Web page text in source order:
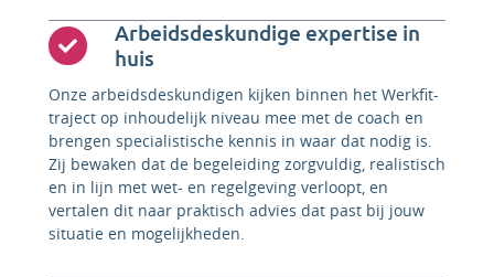
Arbeidsdeskundige expertise in
huis
Onze arbeidsdeskundigen kijken binnen het Werkfit-
traject op inhoudelijk niveau mee met de coach en
brengen specialistische kennis in waar dat nodig is.
Zij bewaken dat de begeleiding zorgvuldig, realistisch
en in lijn met wet- en regelgeving verloopt, en
vertalen dit naar praktisch advies dat past bij jouw
situatie en mogelijkheden.